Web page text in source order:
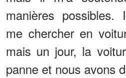
manières possibles.
me chercher en
mais un jour, la
panne et nous avons